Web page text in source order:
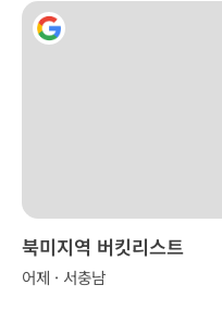
북미지역 버킷리스트
어제 · 서충남